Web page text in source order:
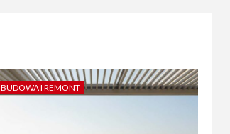
BUDOWA I REMONT